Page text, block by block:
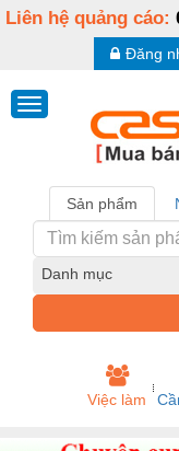
Liên hệ quảng cáo:
Đăng
Sản phẩm
Danh mục
Việc làm